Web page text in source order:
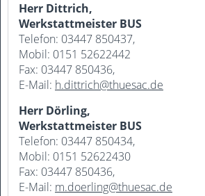
Herr Dittrich,
Werkstattmeister BUS
Telefon: 03447 850437,
Mobil: 0151 52622442
Fax: 03447 850436,
E-Mail: h.dittrich@thuesac.de
Herr Dörling,
Werkstattmeister BUS
Telefon: 03447 850434,
Mobil: 0151 52622430
Fax: 03447 850436,
E-Mail: m.doerling@thuesac.de